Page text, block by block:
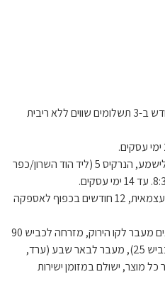
לחודש ב-3 תשלומים שווים ללא ריבית
בתיאום מראש מאלישמע, הנרקיס 5 (ליד הוד השרון/כפר
לטיב המוצר בהרכבה עצמאית, 12 חודשים בכפוף לאספקה ​​
הובלה למושבים הנמצאים מעבר לקו הירוק, מזרחה לכביש 90
(רמת הגולן), בעוטף עזה (דרומה מכביש 25), מעבר לבאר שבע (ערד,
תוספת 50 ש"ח עבור כל מוצר, ישולם במזומן ישירות